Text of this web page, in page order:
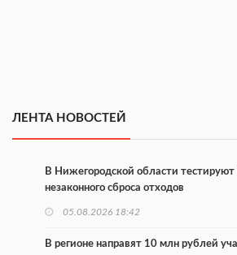
ЛЕНТА НОВОСТЕЙ
В Нижегородской области
незаконного сброса отходов
05.08.2026 18:42
В регионе направят 10 млн рублей